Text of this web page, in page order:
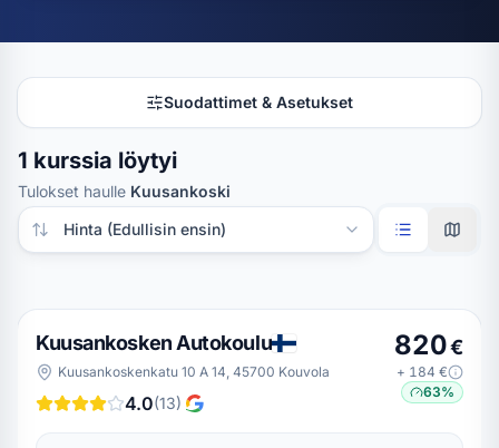
Suodattimet & Asetukset
1 kurssia löytyi
Tulokset haulle Kuusankoski
Järjestä tulokset
Kuusankosken Autokoulu
Kuusankoskenkatu 10 A 14, 45700 Kouvola
4.0(13)
820€
+ 184 €
63%